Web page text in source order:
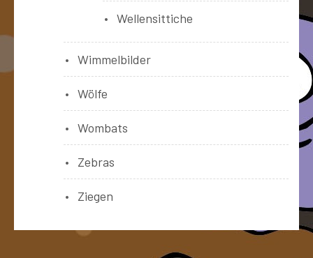
Wellensittiche
Wimmelbilder
Wölfe
Wombats
Zebras
Ziegen